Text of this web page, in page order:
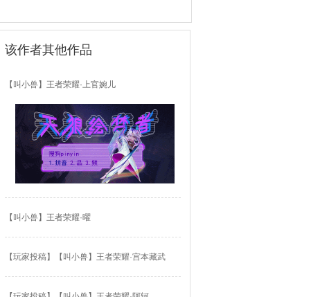
该作者其他作品
【叫小兽】王者荣耀·上官婉儿
【叫小兽】王者荣耀·曜
【玩家投稿】【叫小兽】王者荣耀·宫本藏武